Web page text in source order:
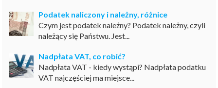
Podatek naliczony i należny, różnice
Czym jest podatek należny? Podatek należny, czyli
należący się Państwu. Jest...
Nadpłata VAT, co robić?
Nadpłata VAT - kiedy wystąpi? Nadpłata podatku
VAT najczęściej ma miejsce...